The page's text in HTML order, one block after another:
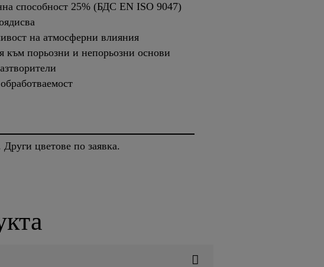
способност 25% (БДС EN ISO 9047)
на атмосферни влияния
към порьозни и непорьозни основи
цветове по заявка.